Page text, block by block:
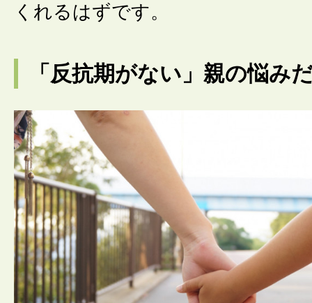
くれるはずです。
「反抗期がない」親の悩み